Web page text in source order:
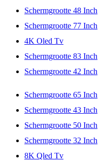
Schermgrootte 48 Inch
Schermgrootte 77 Inch
4K Oled Tv
Schermgrootte 83 Inch
Schermgrootte 42 Inch
Schermgrootte 65 Inch
Schermgrootte 43 Inch
Schermgrootte 50 Inch
Schermgrootte 32 Inch
8K Qled Tv